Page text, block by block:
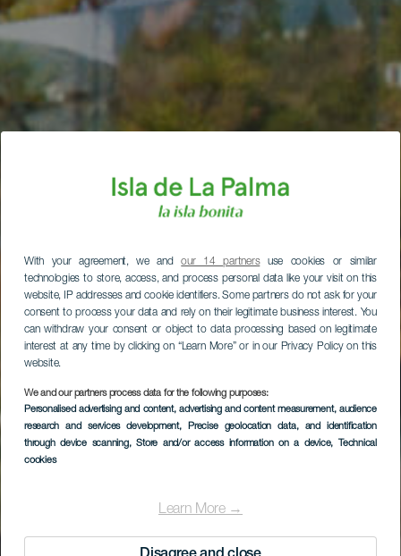
With your agreement, we andour 14 partnersuse cookies or similar
technologies to store, access, and process personal data like your visit on this
website, IP addresses and cookie identifiers. Some partners do not ask for your
consent to process your data and rely on their legitimate business interest. You
can withdraw your consent or object to data processing based on legitimate
interest at any time by clicking on “Learn More” or in our Privacy Policy on this
website.
We and our partners process data for the following purposes:
Personalised advertising and content, advertising and content measurement, audience
research and services development, Precise geolocation data, and identification
through device scanning, Store and/or access information on a device, Technical
cookies
Learn More →